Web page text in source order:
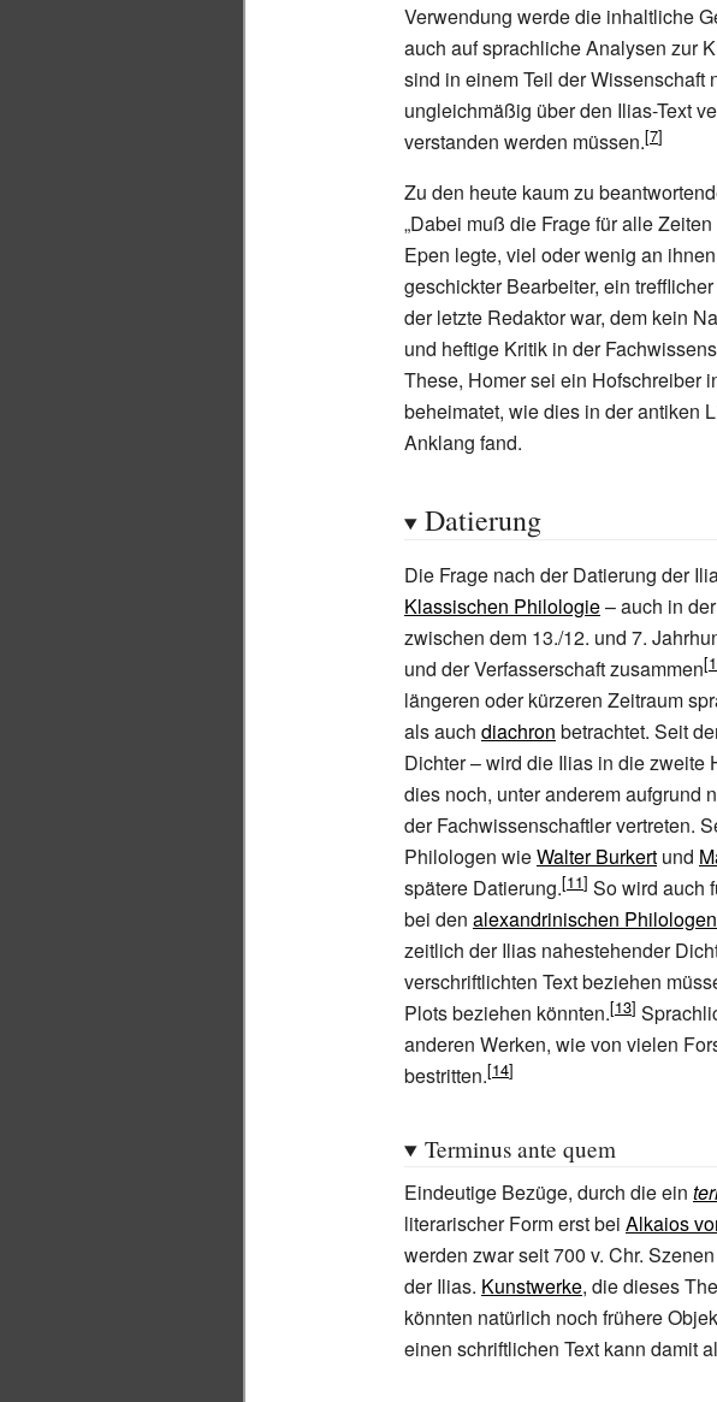
Verwendung werde die inhaltliche
auch auf sprachliche Analysen zur
sind in einem Teil der
ungleichmäßig über den Ilias-Text
verstanden werden müssen.
Zu den heute kaum zu
„Dabei muß die Frage für alle
Epen legte, viel oder wenig an
geschickter Bearbeiter, ein
der letzte Redaktor war, dem kein
und heftige Kritik in der
These, Homer sei ein Hofschreiber
beheimatet, wie dies in der antiken
Anklang fand.
Datierung
Die Frage nach der Datierung der
Klassischen Philologie– auch in
zwischen dem 13./12. und 7.
und der Verfasserschaft zusammen
längeren oder kürzeren Zeitraum
als auch diachron betrachtet. Seit
Dichter– wird die Ilias in die zweite
dies noch, unter anderem aufgrund
der Fachwissenschaftler vertreten.
Philologen wieWalter Burkert und
spätere Datierung.
So wird auch
bei den alexandrinischen Philologen
zeitlich der Ilias nahestehender
verschriftlichten Text beziehen
Plots beziehen könnten.
anderen Werken, wie von vielen
bestritten.
Terminus ante quem
Eindeutige Bezüge, durch die ein
literarischer Form erst bei Alkaios
werden zwar seit 700 v. Chr.
der Ilias. Kunstwerke, die dieses
könnten natürlich noch frühere
einen schriftlichen Text kann damit